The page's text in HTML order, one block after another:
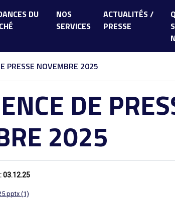
DU
RÉGIONALES
DES
NOS
SERVICES
UTILISER LES SERVICES CLAMEUR
COMMANDER UNE ÉTUDE
NOUS CONTACTER POUR UNE
AUTRE DEMANDE
ACTUALITÉS /
PRESSE
PRESSE NOVEMBRE 2025
DE
2025
03.12.25
(1)